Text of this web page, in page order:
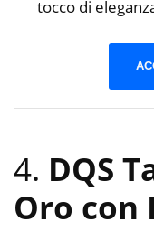
tocco di
4. DQS
Oro con